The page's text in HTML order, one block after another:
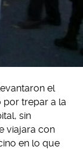
el
por trepar a la
sin
viajara con
en lo que